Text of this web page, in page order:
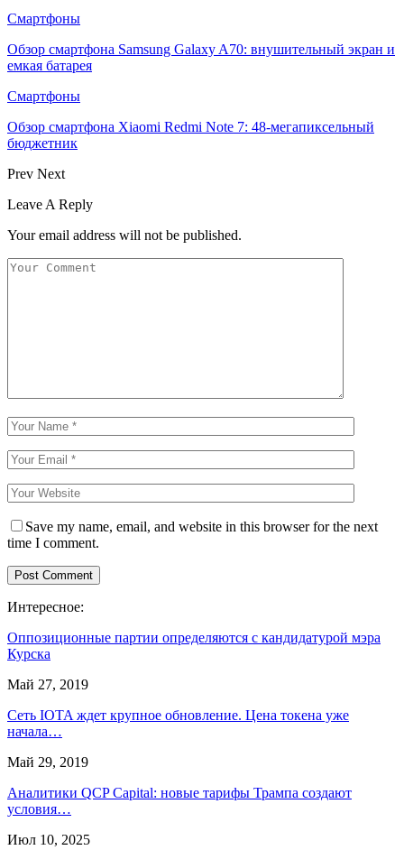
Смартфоны
Обзор смартфона Samsung Galaxy A70: внушительный экран и
емкая батарея
Смартфоны
Обзор смартфона Xiaomi Redmi Note 7: 48-мегапиксельный
бюджетник
Prev Next
Leave A Reply
Your email address will not be published.
Save my name, email, and website in this browser for the next
time I comment.
Интересное:
Оппозиционные партии определяются с кандидатурой мэра
Курска
Май 27, 2019
Сеть IOTA ждет крупное обновление. Цена токена уже
начала…
Май 29, 2019
Аналитики QCP Capital: новые тарифы Трампа создают
условия…
Июл 10, 2025